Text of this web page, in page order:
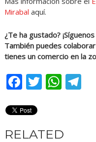
Mirabal aquí.
¿Te ha gustado?
También puedes
tienes un comercio en la
Facebook
Twitter
RELATED